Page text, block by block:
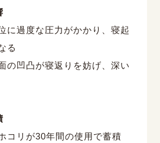
に過度な圧力がかかり、寝起
る
の凹凸が寝返りを妨げ、深い
コリが30年間の使用で蓄積